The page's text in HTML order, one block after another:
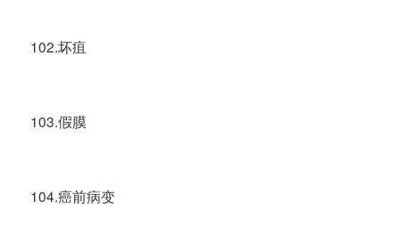
102.坏疽
103.假膜
104.癌前病变